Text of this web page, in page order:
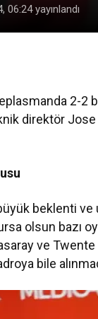
06:24yayınlandı
2-2
direktör
beklenti
olsun bazı
ve
bile